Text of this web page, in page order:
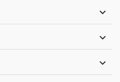


